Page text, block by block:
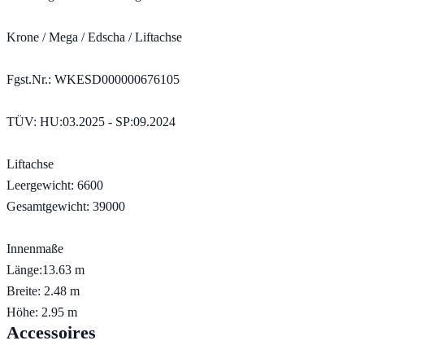
Krone / Mega / Edscha / Liftachse
Fgst.Nr.: WKESD000000676105
TÜV: HU:03.2025 - SP:09.2024
Liftachse
Leergewicht: 6600
Gesamtgewicht: 39000
Innenmaße
Länge:13.63 m
Breite: 2.48 m
Höhe: 2.95 m
Accessoires